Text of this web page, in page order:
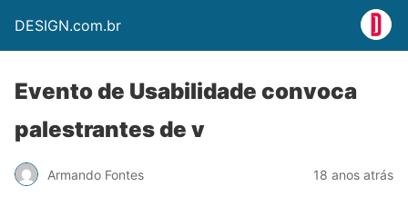
DESIGN.com.br
Evento de Usabilidade convoca
palestrantes de v
Armando Fontes 18 anos atrás